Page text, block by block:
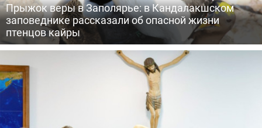
Прыжок веры в Заполярье: в Кандалакшском
заповеднике рассказали об опасной жизни
птенцов кайры